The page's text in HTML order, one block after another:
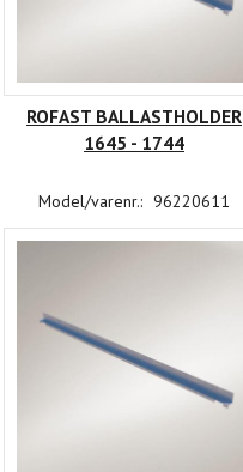
ROFAST BALLASTHOLDER
1645 - 1744
Model/varenr.: 96220611